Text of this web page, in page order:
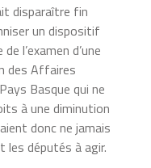
disparaître fin
un dispositif
l’examen d’une
des Affaires
Basque qui ne
à une diminution
donc ne jamais
les députés à agir.